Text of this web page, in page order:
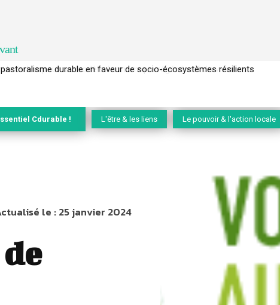
l’arbre pour un modèle économique régénératif du vivant …
Cdurable ! L'être & les liens Le pouvoir & l'action locale
le :25 janvier 2024